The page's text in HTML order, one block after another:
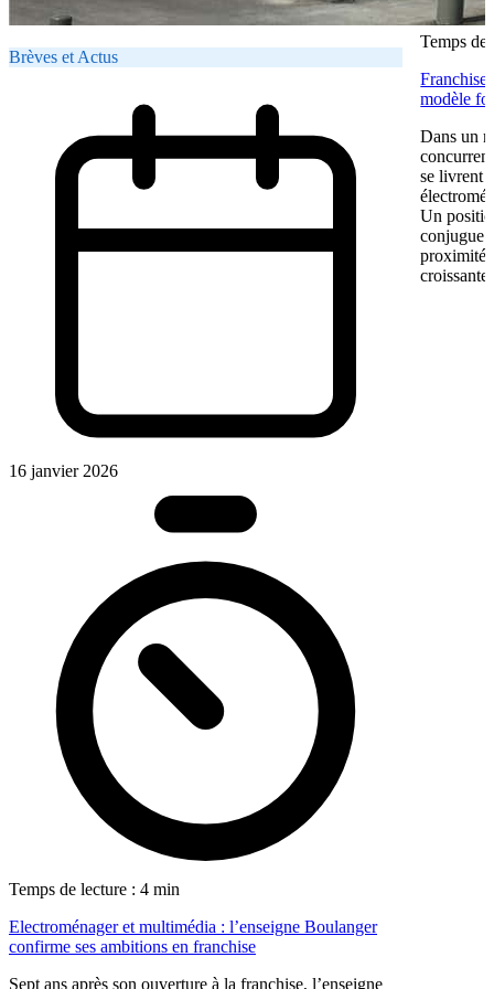
Brèves et Actus
16 janvier 2026
Temps de lecture : 4 min
Electroménager et multimédia : l’enseigne Boulanger
confirme ses ambitions en franchise
Sept ans après son ouverture à la franchise, l’enseigne
Temps de
Franchise
modèle
Dans un
se livrent
Un
conjugue
proximité.